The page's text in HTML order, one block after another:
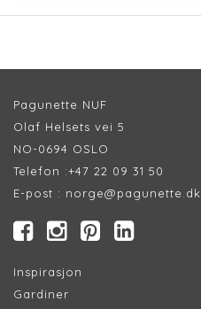
Pagunette NUF
Olaf Helsets vei 5
NO-0694 OSLO
Telefon :+47 22 09 31 50
E-post : norge@pagunette.dk
Inspirasjon
Gardiner